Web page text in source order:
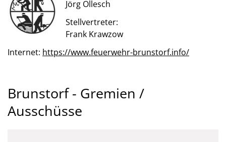
Jörg Ollesch
Stellvertreter:
Frank Krawzow
Internet: https://www.feuerwehr-brunstorf.info/
Brunstorf - Gremien /
Ausschüsse